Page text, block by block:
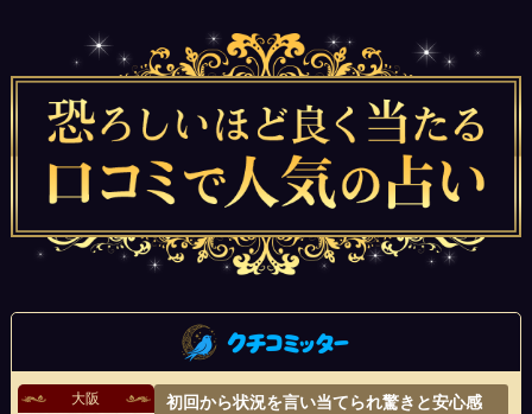
大阪 初回から状況を言い当てられ驚きと安心感